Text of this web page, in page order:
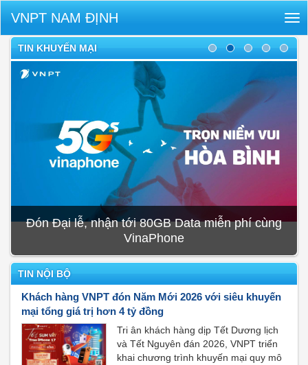
VNPT NAM ĐỊNH
TIN KHUYẾN MẠI
Đón Đại lễ, nhận tới 80GB Data miễn phí cùng
VinaPhone
TIN NỘI BỘ
Khách hàng VNPT đón Năm Mới 2026 với siêu khuyến
mại tổng giá trị hơn 4 tỷ đồng
Tri ân khách hàng dịp Tết Dương lịch
và Tết Nguyên đán 2026, VNPT triển
khai chương trình khuyến mại quy mô